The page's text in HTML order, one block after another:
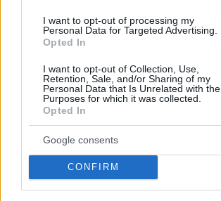
I want to opt-out of processing my
Personal Data for Targeted Advertising.
Opted In
I want to opt-out of Collection, Use,
Retention, Sale, and/or Sharing of my
Personal Data that Is Unrelated with the
Purposes for which it was collected.
Opted In
Google consents
CONFIRM
sondaggio
Leave a Reply
*
Email*
Website
Add Comment*